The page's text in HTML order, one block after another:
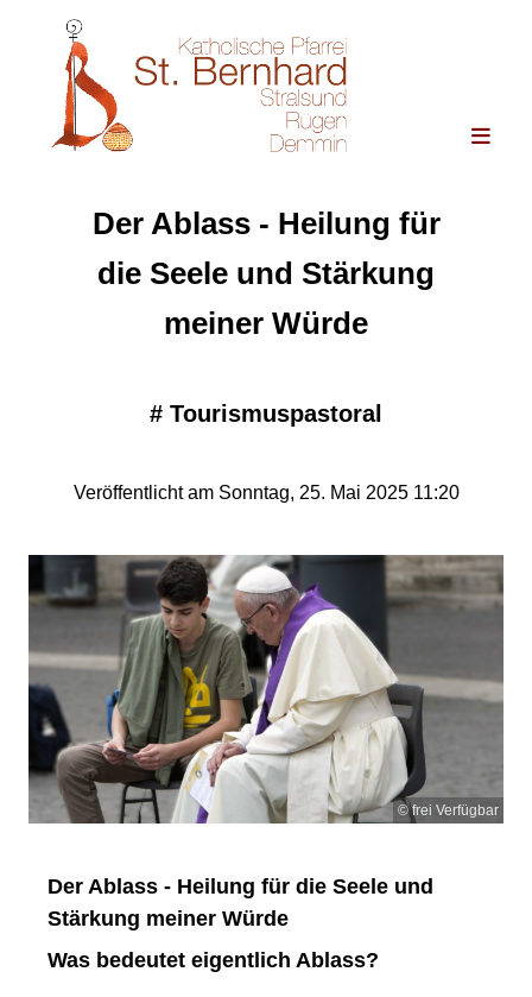
Der Ablass - Heilung für
die Seele und Stärkung
meiner Würde
# Tourismuspastoral
Veröffentlicht am Sonntag, 25. Mai 2025 11:20
© frei Verfügbar
Der Ablass - Heilung für die Seele und
Stärkung meiner Würde
Was bedeutet eigentlich Ablass?